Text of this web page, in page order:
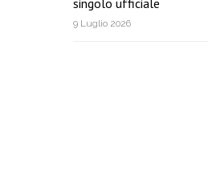
9 Luglio 2026